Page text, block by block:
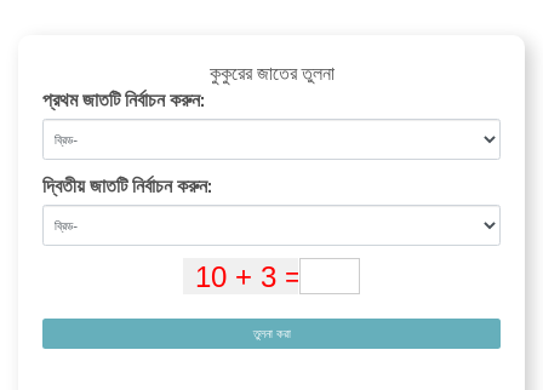
কুকুরের জাতের তুলনা
প্রথম জাতটি নির্বাচন করুন:
দ্বিতীয় জাতটি নির্বাচন করুন:
তুলনা করা